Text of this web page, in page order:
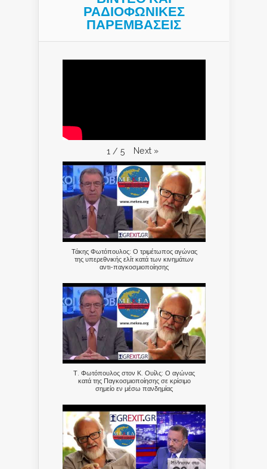
ΡΑΔΙΟΦΩΝΙΚΕΣ
ΠΑΡΕΜΒΑΣΕΙΣ
1 / 5 Next »
Τάκης Φωτόπουλος: Ο τριμέτωπος αγώνας
της υπερεθνικής ελίτ κατά των κινημάτων
αντι-παγκοσμιοποίησης
Τ. Φωτόπουλος στον Κ. Ουίλς: Ο αγώνας
κατά της Παγκοσμιοποίησης σε κρίσιμο
σημείο εν μέσω πανδημίας